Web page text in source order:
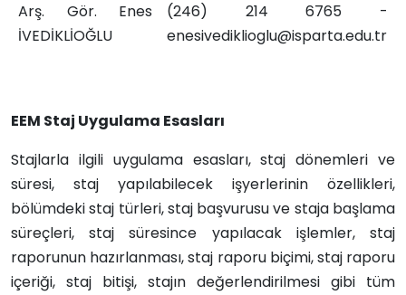
Arş. Gör. Enes
İVEDİKLİOĞLU
(246) 214 6765 -
enesivediklioglu@isparta.edu.tr
EEM Staj Uygulama Esasları
Stajlarla ilgili uygulama esasları, staj dönemleri ve
süresi, staj yapılabilecek işyerlerinin özellikleri,
bölümdeki staj türleri, staj başvurusu ve staja başlama
süreçleri, staj süresince yapılacak işlemler, staj
raporunun hazırlanması, staj raporu biçimi, staj raporu
içeriği, staj bitişi, stajın değerlendirilmesi gibi tüm